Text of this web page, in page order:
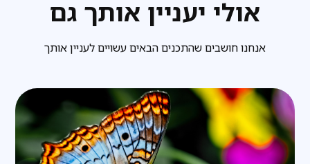
אולי יעניין אותך גם
אנחנו חושבים שהתכנים הבאים עשויים לעניין אותך